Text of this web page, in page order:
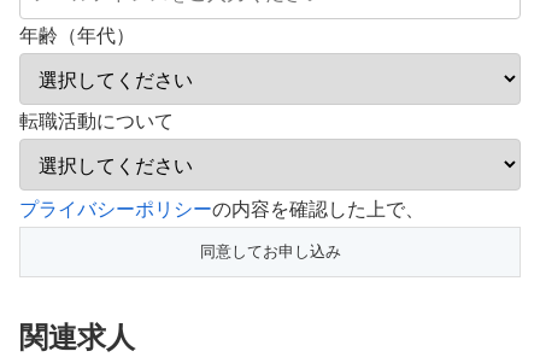
年齢（年代）
転職活動について
こ
フ
ー
プライバシーポリシーの内容を確認した上で、
関連求人